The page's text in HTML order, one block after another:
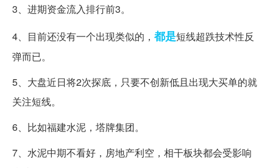
3、进期资金流入排行前3。
4、目前还没有一个出现类似的， 都是短线超跌技术性反
弹而已。
5、大盘近日将2次探底，只要不创新低且出现大买单的就
关注短线。
6、比如福建水泥，塔牌集团。
7、水泥中期不看好，房地产利空，相干板块都会受影响